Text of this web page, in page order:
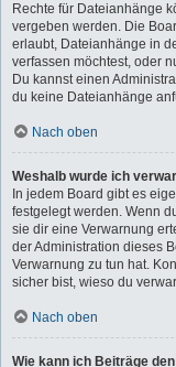
Rechte für Dateianhänge
vergeben werden. Die
erlaubt, Dateianhänge in
verfassen möchtest, oder
Du kannst einen
du keine Dateianhänge
Nach oben
Weshalb wurde ich
In jedem Board gibt es
festgelegt werden. Wenn
sie dir eine Verwarnung
der Administration dieses
Verwarnung zu tun hat.
sicher bist, wieso du
Nach oben
Wie kann ich Beiträge